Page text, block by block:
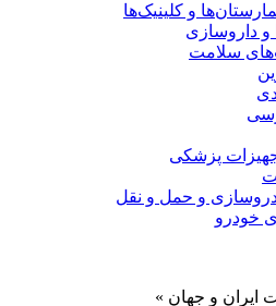
و کلینیک‌ها
و داروسازی
سلامت
پزشکی
و حمل و نقل
خودرو
و جهان »